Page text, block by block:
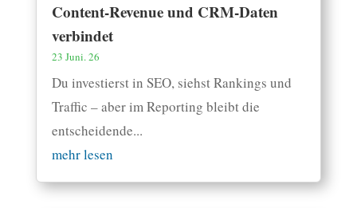
Content-Revenue und CRM-Daten
verbindet
23 Juni. 26
Du investierst in SEO, siehst Rankings und
Traffic – aber im Reporting bleibt die
entscheidende...
mehr lesen